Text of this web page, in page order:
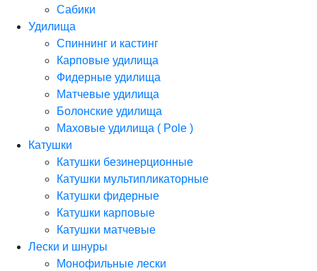
Сабики
Удилища
Спиннинг и кастинг
Карповые удилища
Фидерные удилища
Матчевые удилища
Болонские удилища
Маховые удилища ( Pole )
Катушки
Катушки безинерционные
Катушки мультипликаторные
Катушки фидерные
Катушки карповые
Катушки матчевые
Лески и шнуры
Монофильные лески